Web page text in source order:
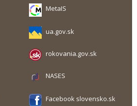
MetaIS
ua.gov.sk
rokovania.gov.sk
NASES
Facebook slovensko.sk